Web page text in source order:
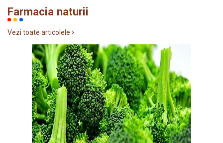
Farmacia naturii
Vezi toate articolele